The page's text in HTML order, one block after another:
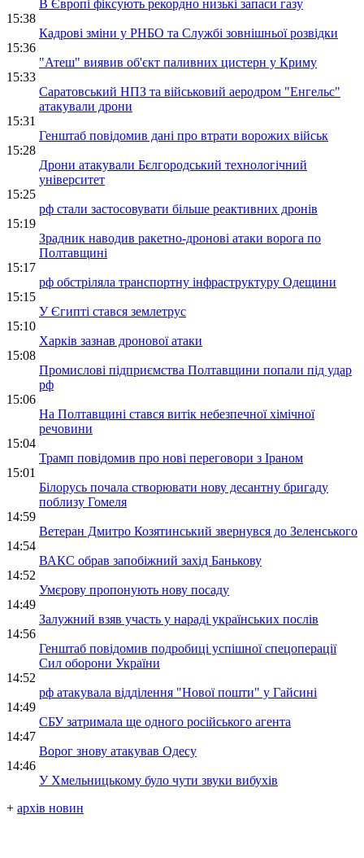
В Європі фіксують рекордно низькі запаси газу
15:38
Кадрові зміни у РНБО та Службі зовнішньої розвідки
15:36
"Атеш" виявив об'єкт паливних цистерн у Криму
15:33
Саратовський НПЗ та військовий аеродром "Енгельс"
атакували дрони
15:31
Генштаб повідомив дані про втрати ворожих військ
15:28
Дрони атакували Бєлгородський технологічний
університет
15:25
рф стали застосовувати більше реактивних дронів
15:19
Зрадник наводив ракетно-дронові атаки ворога по
Полтавщині
15:17
рф обстріляла транспортну інфраструктуру Одещини
15:15
У Єгипті стався землетрус
15:10
Харків зазнав дронової атаки
15:08
Промислові підприємства Полтавщини попали під удар
рф
15:06
На Полтавщині стався витік небезпечної хімічної
речовини
15:04
Трамп повідомив про нові переговори з Іраном
15:01
Білорусь почала створювати нову десантну бригаду
поблизу Гомеля
14:59
Ветеран Дмитро Козятинський звернувся до Зеленського
14:54
ВАКС обрав запобіжний захід Банькову
14:52
Умєрову пропонують нову посаду
14:49
Залужний взяв участь у нараді українських послів
14:56
Генштаб повідомив подробиці успішної спецоперації
Сил оборони України
14:52
рф атакувала відділення "Нової пошти" у Гайсині
14:49
СБУ затримала ще одного російського агента
14:47
Ворог знову атакував Одесу
14:46
У Хмельницькому було чути звуки вибухів
+ архів новин